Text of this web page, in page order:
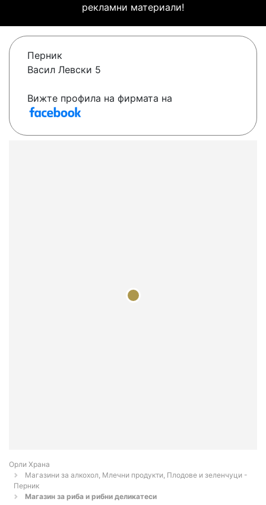
рекламни материали!
Перник
Васил Левски 5
Вижте профила на фирмата на
Орли Храна
Магазини за алкохол, Млечни продукти, Плодове и зеленчуци -
Перник
Магазин за риба и рибни деликатеси